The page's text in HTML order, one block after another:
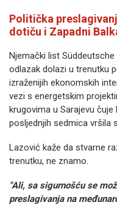
Politička
dotiču i Zapadni
Njemački list
odlazak dolazi u trenutku
izraženijih ekonomskih
vezi s energetskim
krugovima u Sarajevu
posljednjih sedmica vršila
Lazović kaže da stvarne
trenutku, ne znamo.
"Ali, sa sigurnošću se
preslagivanja na